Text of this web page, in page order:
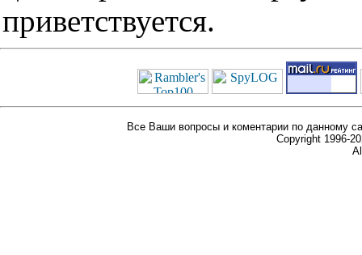
приветствуется.
Все Ваши вопросы и коментарии по данному
Copyright 1996-